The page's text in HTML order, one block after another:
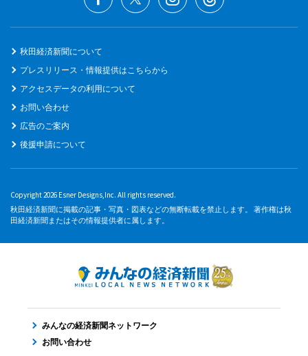
秋田経済新聞について
プレスリリース・情報提供はこちらから
アクセスデータの利用について
お問い合わせ
広告のご案内
後援申請について
Copyright 2026 Esner Designs,Inc. All rights reserved.
秋田経済新聞に掲載の記事・写真・図表などの無断転載を禁止します。 著作権は秋
田経済新聞またはその情報提供者に属します。
みんなの経済新聞ネットワーク
お問い合わせ